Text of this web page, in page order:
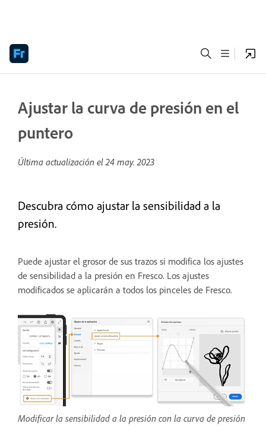
Ajustar la curva de presión en el
puntero
Última actualización el24 may. 2023
Descubra cómo ajustar la sensibilidad a la
presión.
Puede ajustar el grosor de sus trazos si modifica los ajustes
de sensibilidad a la presión en Fresco. Los ajustes
modificados se aplicarán a todos los pinceles de Fresco.
Modificar la sensibilidad a la presión con la curva de presión